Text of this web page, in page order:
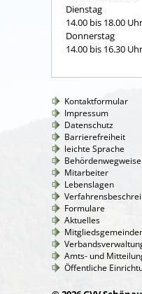
Dienstag
14.00 bis 18.00 Uhr
Donnerstag
14.00 bis 16.30 Uhr
Kontaktformular
Impressum
Datenschutz
Barrierefreiheit
leichte Sprache
Mitarbeiter
Lebenslagen
Formulare
Aktuelles
Amts- und
Öffentliche